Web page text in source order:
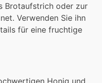
Brotaufstrich oder zur
Verwenden Sie ihn
für eine fruchtige
Honig und